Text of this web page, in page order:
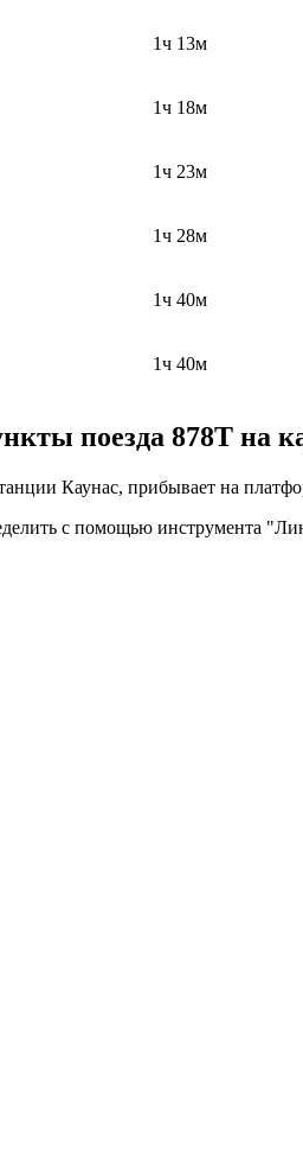
1ч 13м
1ч 18м
1ч 23м
1ч 28м
1ч 40м
1ч 40м
поезда 878Т на
Каунас, прибывает на
с помощью инструмента